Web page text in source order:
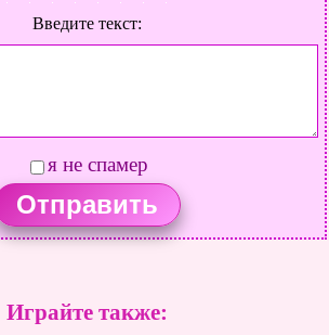
Введите текст:
я не спамер
Играйте также: